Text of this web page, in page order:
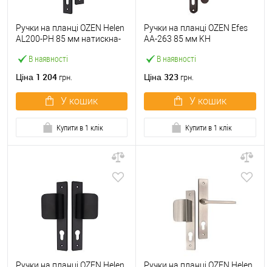
В наявності
Ручки на планці OZEN Helen
AL200-PH 85 мм натискна-
Ціна 1 204 грн.
У кошик
Купити в 1 клік
В наявності
Ручки на планці OZEN Efes
AA-263 85 мм KH
Ціна 323 грн.
У кошик
Купити в 1 клік